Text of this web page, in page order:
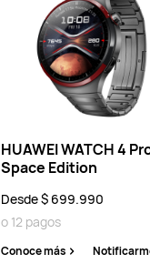
HUAWEI WATCH 4
Space Edition
Desde $ 699.990
o 12 pagos
Conoce más